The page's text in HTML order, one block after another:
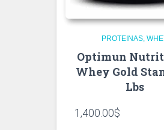
PROTEINAS
Optimun
Whey Gold
Lbs
1,400.00$